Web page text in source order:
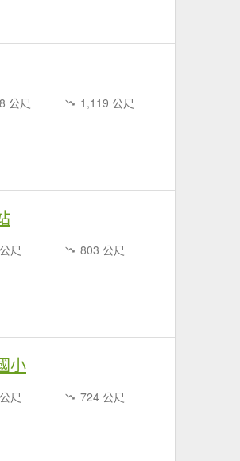
公尺
1,119 公尺
尺
803 公尺
小
尺
724 公尺